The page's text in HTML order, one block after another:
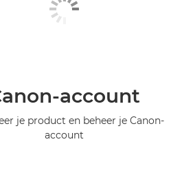
account
je product en beheer je Canon-
account